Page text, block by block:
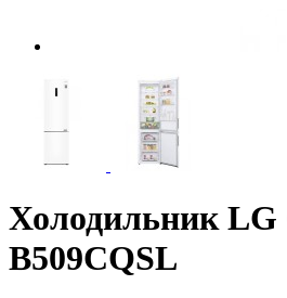
Холодильник LG
B509CQSL